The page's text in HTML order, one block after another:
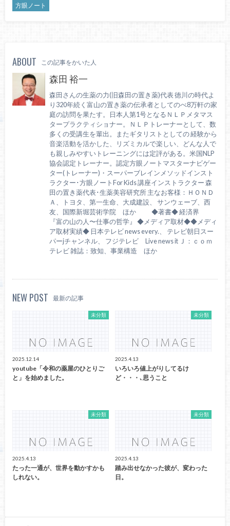
方眼ノート
ABOUT この記事をかいた人
森田 裕一
森田さんの生薬の力(旧森田の置き薬)代表 徳川の時代よ
り320年続く富山の置き薬の伝承者としてのべ8万軒の家
庭の訪問を果たす。日本人第1号となるＮＬＰメタマス
タープラクティショナー。ＮＬＰトレーナーとして、数
多くの受講生を輩出。またギタリストとしての 経験から
音楽活動を活かした、リズミカルで楽しい、どんな人で
も親しみやすいトレーニングには定評がある。米国NLP
協会認定トレーナー。認定方眼ノートマスターナビゲー
ター(トレーナー)・スーパーブレインメソッドインスト
ラクター･方眼ノートFor Kids 講座インストラクター 森
田の置き薬代表･生薬美容研究所 主なお客様：ＨＯＮＤ
Ａ、トヨタ、第一生命、大成建設、 サンウェーブ、西
友、国際新堀芸術学院 ほか ◆著書◆ 経済界
『富の山の人〜仕事の哲学』 ◆メディア取材◆◆メディ
ア取材実績◆ 日本テレビ news every.、 テレビ朝日スー
パーjチャンネル、 フジテレビ Live news it Ｊ：ｃｏｍ
テレビ 雑誌：致知、事業構造 ほか
NEW POST 最新の記事
未分類
2025.12.14
youtube「令和の薬屋のひとりご
と」を始めました。
未分類
2025.4.13
いろいろ値上がりしてるけ
ど・・・､思うこと
未分類
2025.4.13
たった一通が、世界を動かすかも
しれない。
未分類
2025.4.13
踏み出せなかった彼が、変わった
日。